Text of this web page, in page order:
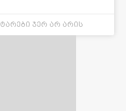
ჯერ არ არის